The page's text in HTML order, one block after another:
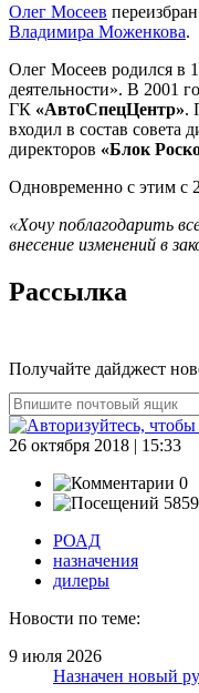
Олег Мосеев
Владимира Моженкова.
Олег Мосеев родился в
деятельности». В 2001
ГК «АвтоСпецЦентр».
входил в состав совета
директоров «Блок
Одновременно с этим с
«Хочу поблагодарить
внесение изменений в
Рассылка
Получайте дайджест
26 октября 2018 | 15:33
0
РОАД
назначения
дилеры
Новости по теме:
9 июля 2026
Назначен новый